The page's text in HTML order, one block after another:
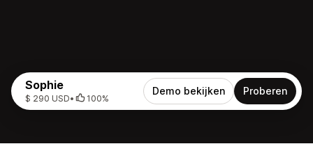
Sophie
$ 290 USD• 100%
Demo bekijken Proberen